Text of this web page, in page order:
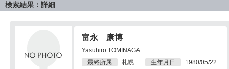
検索結果：詳細
富永 康博
Yasuhiro TOMINAGA
最終所属
札幌
生年月日
1980/05/22